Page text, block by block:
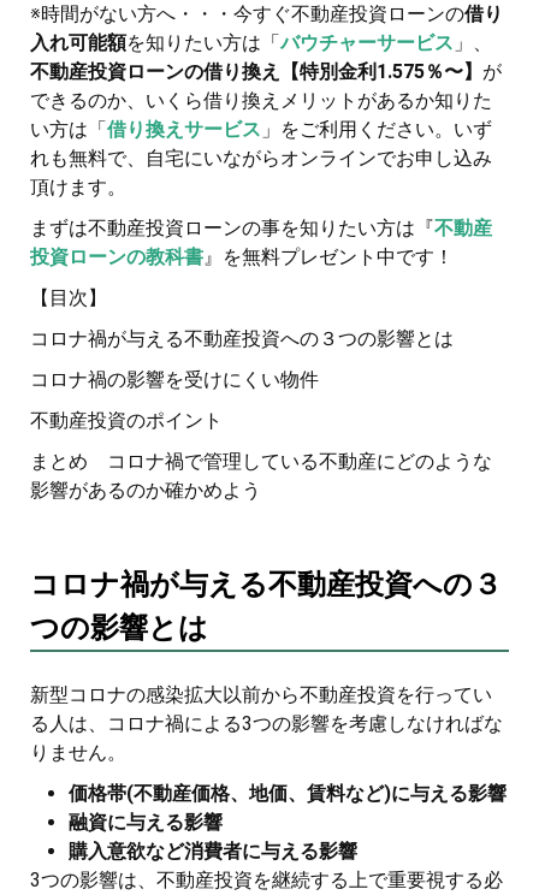
※時間がない方へ・・・今すぐ不動産投資ローンの借り
入れ可能額を知りたい方は「バウチャーサービス 」、
不動産投資ローンの借り換え【特別金利1.575％〜】 が
できるのか、いくら借り換えメリットがあるか知りた
い方は「借り換えサービス 」をご利用ください。いず
れも無料で、自宅にいながらオンラインでお申し込み
頂けます。
まずは不動産投資ローンの事を知りたい方は『不動産
投資ローンの教科書 』を無料プレゼント中です！
【目次】
コロナ禍が与える不動産投資への３つの影響とは
コロナ禍の影響を受けにくい物件
不動産投資のポイント
まとめ コロナ禍で管理している不動産にどのような
影響があるのか確かめよう
コロナ禍が与える不動産投資への３
つの影響とは
新型コロナの感染拡大以前から不動産投資を行ってい
る人は、コロナ禍による3つの影響を考慮しなければな
りません。
価格帯(不動産価格、地価、賃料など)に与える影響
融資に与える影響
購入意欲など消費者に与える影響
3つの影響は、不動産投資を継続する上で重要視する必